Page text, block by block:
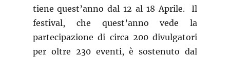
tiene quest’anno dal 12 al 18 Aprile.Il
festival, che quest’anno vede la
partecipazione di circa 200 divulgatori
per oltre 230 eventi, è sostenuto dal